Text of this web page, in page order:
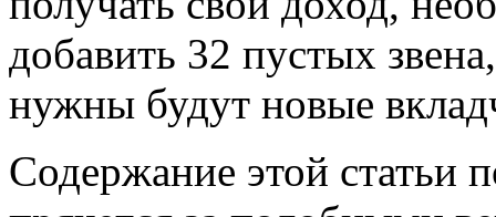
добавить 32 пустых
нужны будут новые
Содержание этой статьи